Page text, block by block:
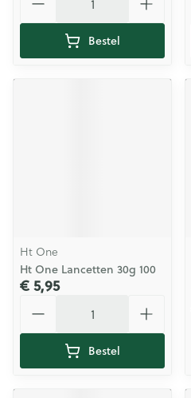
Bestel
Ht One
Ht One Lancetten 30g 100
€ 5,95
Bestel